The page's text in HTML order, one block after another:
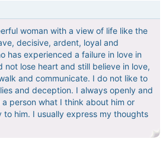
woman with a view of life like the
decisive, ardent, loyal and
has experienced a failure in love in
not lose heart and still believe in love,
and communicate. I do not like to
and deception. I always openly and
person what I think about him or
him. I usually express my thoughts